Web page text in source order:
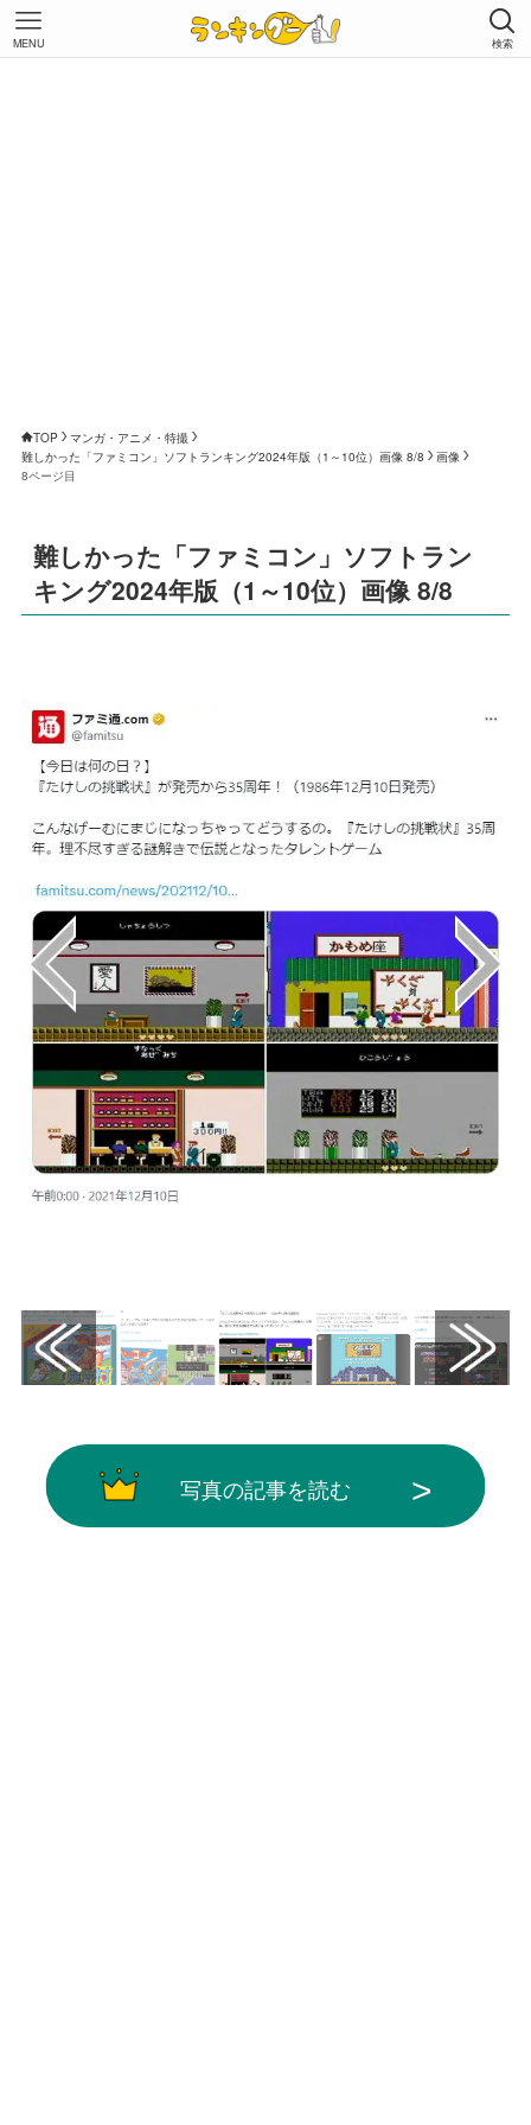
検索
MENU
TOP
マンガ・アニメ・特撮
難しかった「ファミコン」ソフトランキング2024年版（1～10位）画像 8/8
画像
8ページ目
難しかった「ファミコン」ソフトラン
キング2024年版（1～10位）画像 8/8
写真の記事を読む